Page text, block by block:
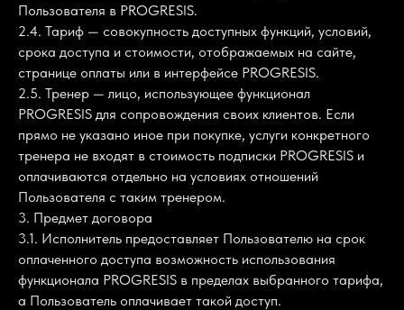
Пользователя в PROGRESIS.
2.4. Тариф — совокупность доступных функций, условий,
срока доступа и стоимости, отображаемых на сайте,
странице оплаты или в интерфейсе PROGRESIS.
2.5. Тренер — лицо, использующее функционал
PROGRESIS для сопровождения своих клиентов. Если
прямо не указано иное при покупке, услуги конкретного
тренера не входят в стоимость подписки PROGRESIS и
оплачиваются отдельно на условиях отношений
Пользователя с таким тренером.
3. Предмет договора
3.1. Исполнитель предоставляет Пользователю на срок
оплаченного доступа возможность использования
функционала PROGRESIS в пределах выбранного тарифа,
а Пользователь оплачивает такой доступ.